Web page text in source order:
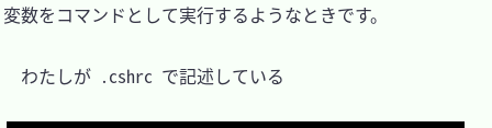
変数をコマンドとして実行するようなときです。
わたしが .cshrc で記述している